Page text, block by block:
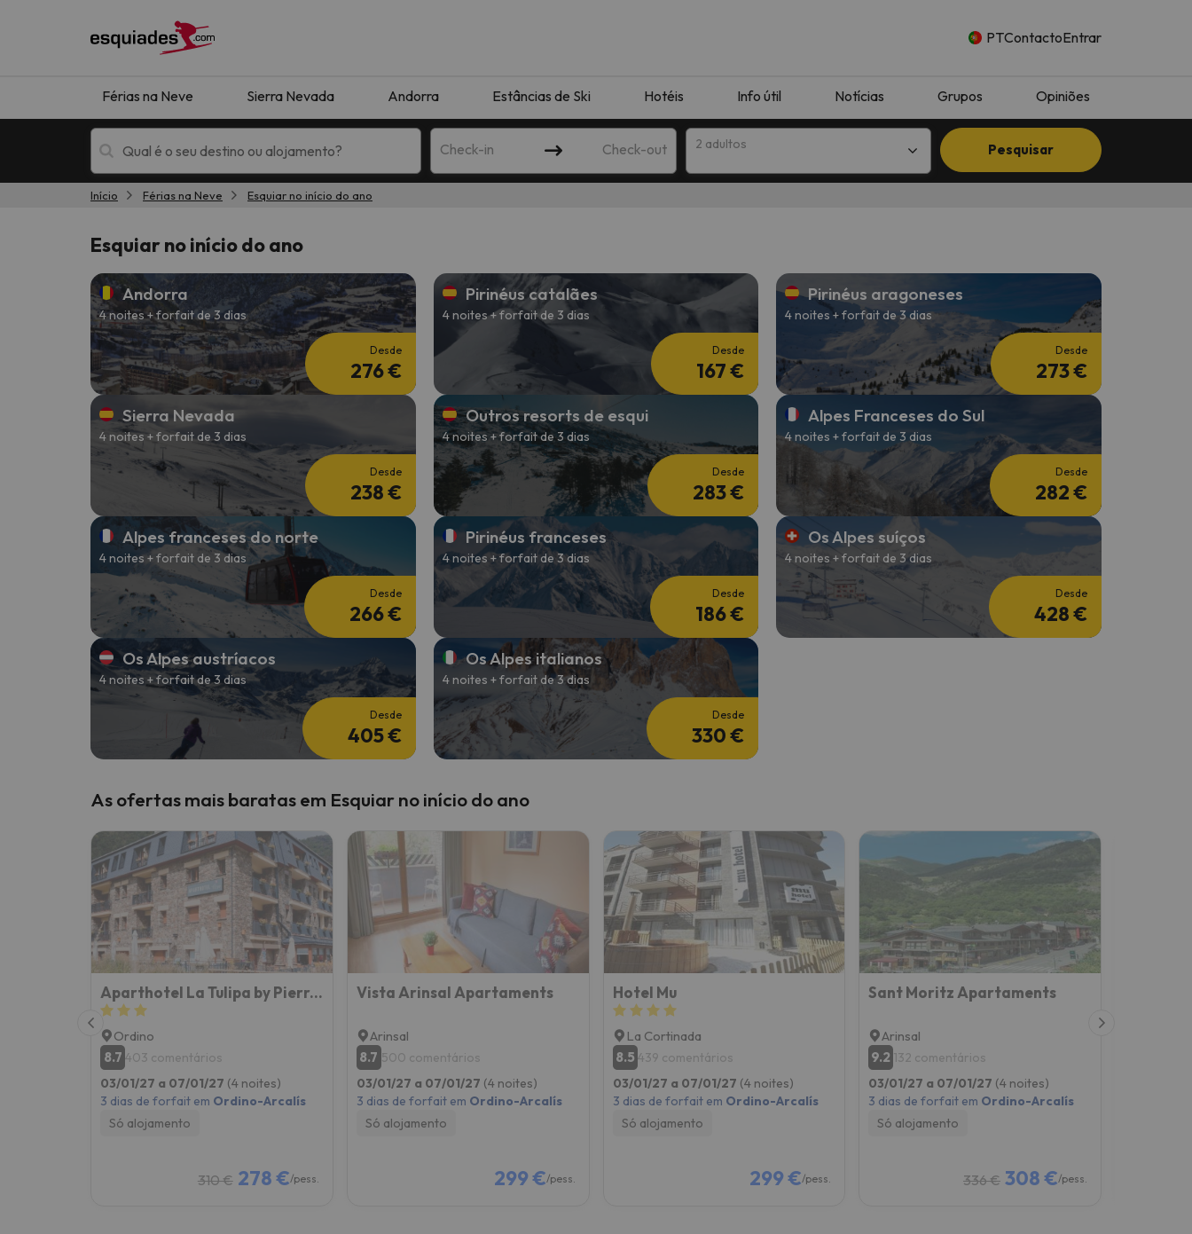
PTContactoEntrar
Férias na Neve Sierra Nevada Andorra Estâncias de Ski Hotéis Info útil Notícias Grupos Opiniões
Check-in Check-out 2 adultos Pesquisar
Oops, não encontramos nenhum resultado que corresponda à sua pesquisa. Tente modificar o destino.
Bem, parece que o nosso Seeker perdeu o seu caminho. Assim que encontrar a sua bússola, estará de volta.
Início Férias na Neve Esquiar no início do ano
Esquiar no início do ano
Andorra
4 noites + forfait de 3 dias
Desde
276 €
Pirinéus catalães
4 noites + forfait de 3 dias
Desde
167 €
Pirinéus aragoneses
4 noites + forfait de 3 dias
Desde
273 €
Sierra Nevada
4 noites + forfait de 3 dias
Desde
238 €
Outros resorts de esqui
4 noites + forfait de 3 dias
Desde
283 €
Alpes Franceses do Sul
4 noites + forfait de 3 dias
Desde
282 €
Alpes franceses do norte
4 noites + forfait de 3 dias
Desde
266 €
Pirinéus franceses
4 noites + forfait de 3 dias
Desde
186 €
Os Alpes suíços
4 noites + forfait de 3 dias
Desde
428 €
Os Alpes austríacos
4 noites + forfait de 3 dias
Desde
405 €
Os Alpes italianos
4 noites + forfait de 3 dias
Desde
330 €
As ofertas mais baratas em Esquiar no início do ano
Aparthotel La Tulipa by Pierre & Vacances
Ordino
8.7 403 comentários
03/01/27 a 07/01/27 (4 noites)
3 dias de forfait em Ordino-Arcalís
Só alojamento
310 € 278 €/pess.
Vista Arinsal Apartaments
Arinsal
8.7 500 comentários
03/01/27 a 07/01/27 (4 noites)
3 dias de forfait em Ordino-Arcalís
Só alojamento
299 €/pess.
Hotel Mu
La Cortinada
8.5 439 comentários
03/01/27 a 07/01/27 (4 noites)
3 dias de forfait em Ordino-Arcalís
Só alojamento
299 €/pess.
Sant Moritz Apartaments
Arinsal
9.2 132 comentários
03/01/27 a 07/01/27 (4 noites)
3 dias de forfait em Ordino-Arcalís
Só alojamento
336 € 308 €/pess.